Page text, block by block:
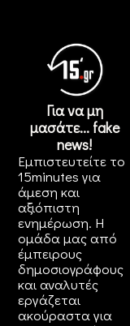
Για να μη
μασάτε... fake
news!
Εμπιστευτείτε το
15minutes για
άμεση και
αξιόπιστη
ενημέρωση. Η
ομάδα μας από
έμπειρους
δημοσιογράφους
και αναλυτές
εργάζεται
ακούραστα για